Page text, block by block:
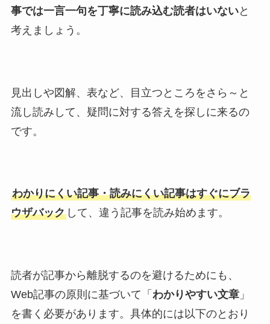
事では一言一句を丁寧に読み込む読者はいないと
考えましょう。
見出しや図解、表など、目立つところをさら～と
流し読みして、疑問に対する答えを探しに来るの
です。
わかりにくい記事・読みにくい記事はすぐにブラ
ウザバックして、違う記事を読み始めます。
読者が記事から離脱するのを避けるためにも、
Web記事の原則に基づいて「 わかりやすい文章」
を書く必要があります。具体的には以下のとおり